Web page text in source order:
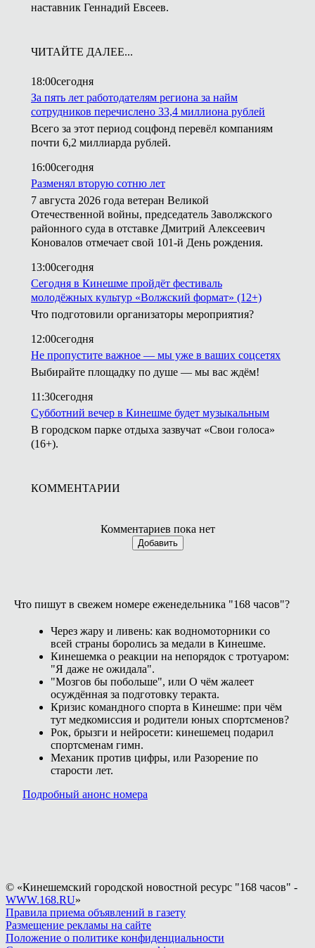
наставник Геннадий Евсеев.
ЧИТАЙТЕ ДАЛЕЕ...
18:00сегодня
За пять лет работодателям региона за найм
сотрудников перечислено 33,4 миллиона рублей
Всего за этот период соцфонд перевёл компаниям
почти 6,2 миллиарда рублей.
16:00сегодня
Разменял вторую сотню лет
7 августа 2026 года ветеран Великой
Отечественной войны, председатель Заволжского
районного суда в отставке Дмитрий Алексеевич
Коновалов отмечает свой 101-й День рождения.
13:00сегодня
Сегодня в Кинешме пройдёт фестиваль
молодёжных культур «Волжский формат» (12+)
Что подготовили организаторы мероприятия?
12:00сегодня
Не пропустите важное — мы уже в ваших соцсетях
Выбирайте площадку по душе — мы вас ждём!
11:30сегодня
Субботний вечер в Кинешме будет музыкальным
В городском парке отдыха зазвучат «Свои голоса»
(16+).
КОММЕНТАРИИ
Комментариев пока нет
Добавить
Что пишут в свежем номере еженедельника "168 часов"?
Через жару и ливень: как водномоторники со
всей страны боролись за медали в Кинешме.
Кинешемка о реакции на непорядок с тротуаром:
"Я даже не ожидала".
"Мозгов бы побольше", или О чём жалеет
осуждённая за подготовку теракта.
Кризис командного спорта в Кинешме: при чём
тут медкомиссия и родители юных спортсменов?
Рок, брызги и нейросети: кинешемец подарил
спортсменам гимн.
Механик против цифры, или Разорение по
старости лет.
Подробный анонс номера
© «Кинешемский городской новостной ресурс "168 часов" -
WWW.168.RU»
Правила приема объявлений в газету
Размещение рекламы на сайте
Положение о политике конфиденциальности